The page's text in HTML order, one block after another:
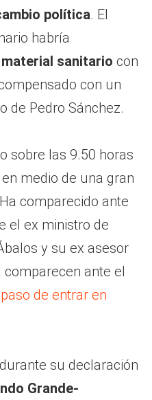
política. El
habría
sanitario con
con un
de Pedro Sánchez.
sobre las 9.50 horas
medio de una gran
comparecido ante
el ex ministro de
y su ex asesor
ante el
de entrar en
su declaración
Grande-